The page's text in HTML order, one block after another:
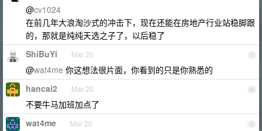
@cv1024
在前几年大浪淘沙式的冲击下，现在还能在房地产行业站稳脚跟
的，那就是纯纯天选之子了，以后稳了
7
ShiBuYi Mar 20
@wat4me 你这想法很片面，你看到的只是你熟悉的
8
hancai2 Mar 20
不要牛马加班加点了
9
wat4me Mar 20